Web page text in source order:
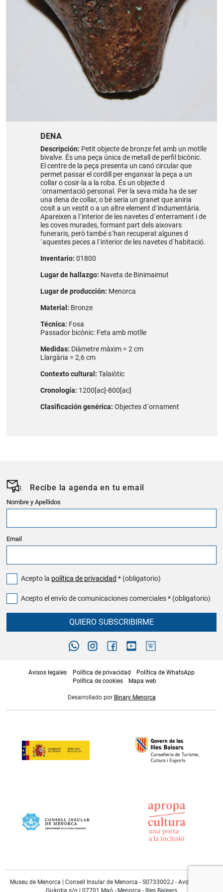
DENA
Descripción: Petit objecte de bronze fet amb un motlle
bivalve. És una peça única de metall de perfil bicònic.
El centre de la peça presenta un canó circular que
permet passar el cordill per enganxar la peça a un
collar o cosir-la a la roba. És un objecte d
´ornamentació personal. Per la seva mida ha de ser
una dena de collar, o bé seria un granet que aniria
cosit a un vestit o a un altre element d´indumentària.
Apareixen a l´interior de les navetes d´enterrament i de
les coves murades, formant part dels aixovars
funeraris, però també s´han recuperat algunes d
´aquestes peces a l´interior de les navetes d´habitació.
Inventario: 01800
Lugar de hallazgo: Naveta de Binimaimut
Lugar de producción: Menorca
Material: Bronze
Técnica: Fosa
Passador bicònic: Feta amb motlle
Medidas: Diàmetre màxim = 2 cm
Llargària = 2,6 cm
Contexto cultural: Talaiòtic
Cronología: 1200[ac]-800[ac]
Clasificación genérica: Objectes d´ornament
Recibe la agenda en tu email
Nombre y Apellidos
Email
Acepto la política de privacidad * (obligatorio)
Acepto el envío de comunicaciones comerciales * (obligatorio)
QUIERO SUBSCRIBIRME
Avisos legales Política de privacidad
Política de WhatsApp
Política de cookies
Mapa web
Desarrollado por Binary Menorca
Museu de Menorca | Consell Insular de Menorca - S0733002J - Avda. Doctor
Guàrdia s/n | 07701 Maó - Menorca - Illes Balears